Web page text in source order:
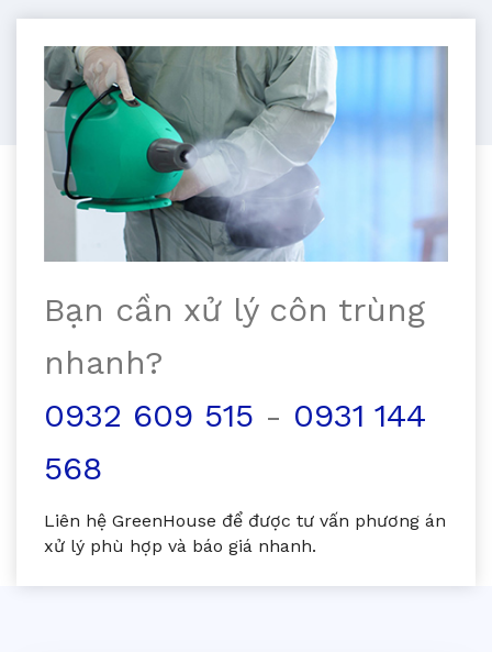
Bạn cần xử lý côn trùng
nhanh?
0932 609 515 - 0931 144
568
Liên hệ GreenHouse để được tư vấn phương án
xử lý phù hợp và báo giá nhanh.